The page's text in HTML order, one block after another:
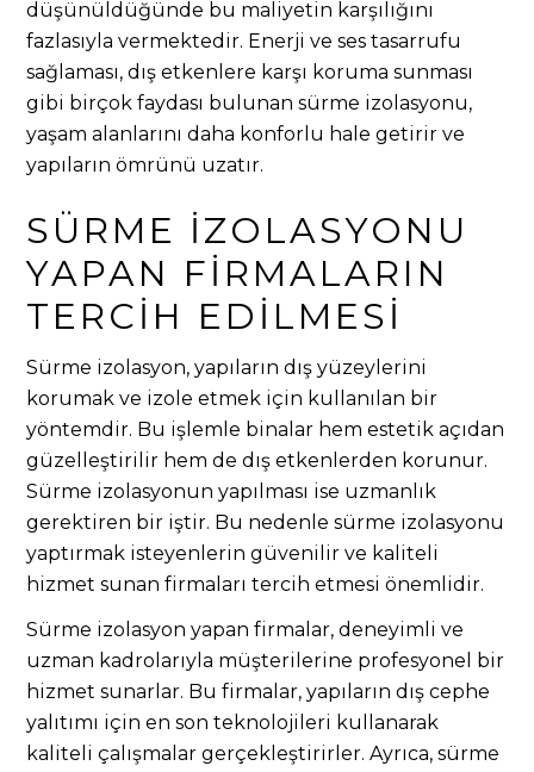
düşünüldüğünde bu maliyetin karşılığını
fazlasıyla vermektedir. Enerji ve ses tasarrufu
sağlaması, dış etkenlere karşı koruma sunması
gibi birçok faydası bulunan sürme izolasyonu,
yaşam alanlarını daha konforlu hale getirir ve
yapıların ömrünü uzatır.
SÜRME İZOLASYONU
YAPAN FIRMALARIN
TERCIH EDILMESI
Sürme izolasyon, yapıların dış yüzeylerini
korumak ve izole etmek için kullanılan bir
yöntemdir. Bu işlemle binalar hem estetik açıdan
güzelleştirilir hem de dış etkenlerden korunur.
Sürme izolasyonun yapılması ise uzmanlık
gerektiren bir iştir. Bu nedenle sürme izolasyonu
yaptırmak isteyenlerin güvenilir ve kaliteli
hizmet sunan firmaları tercih etmesi önemlidir.
Sürme izolasyon yapan firmalar, deneyimli ve
uzman kadrolarıyla müşterilerine profesyonel bir
hizmet sunarlar. Bu firmalar, yapıların dış cephe
yalıtımı için en son teknolojileri kullanarak
kaliteli çalışmalar gerçekleştirirler. Ayrıca, sürme